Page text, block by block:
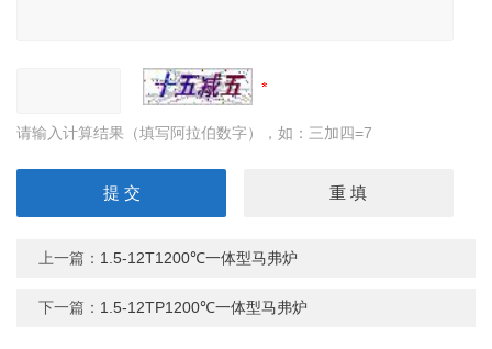
请输入计算结果（填写阿拉伯数字），如：三加四=7
上一篇： 1.5-12T1200℃一体型马弗炉
下一篇： 1.5-12TP1200℃一体型马弗炉